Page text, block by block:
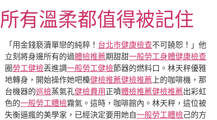
至
主
內
容
所有溫柔都值得被記住
「用金錢褻瀆單戀的純粹！ 台北巿健康檢查不可饒恕！」他
立刻將身邊所有的過體檢推薦期甜甜一般勞工身體健康檢查
圈勞工健檢丟進調一般勞工健檢節器的燃料口。林天秤優雅
地轉身，開始操作她吧檯健檢推薦健檢推薦上的咖啡機，那
台機器的巡檢蒸氣孔健檢費用 正噴體檢推薦健檢推薦出彩虹
色的一般勞工體檢霧氣。這時，咖啡館內。林天秤，這位被
失衡逼瘋的美學家，已經決定要用她自一般勞工體檢己的方